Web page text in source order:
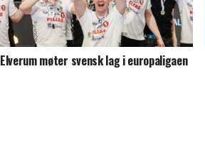
Elverum møter svensk lag i europaligaen